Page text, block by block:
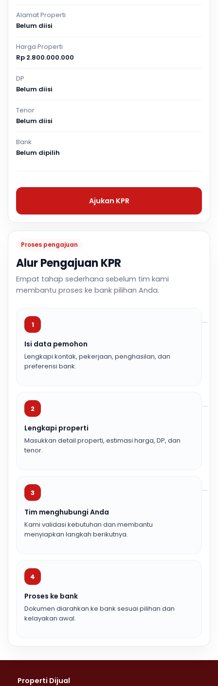
Proses pengajuan
Alur Pengajuan KPR
Empat tahap sederhana sebelum tim kami
membantu proses ke bank pilihan Anda.
1
Isi data pemohon
Lengkapi kontak, pekerjaan, penghasilan, dan
preferensi bank.
2
Lengkapi properti
Masukkan detail properti, estimasi harga, DP, dan
tenor.
3
Tim menghubungi Anda
Kami validasi kebutuhan dan membantu
menyiapkan langkah berikutnya.
4
Proses ke bank
Dokumen diarahkan ke bank sesuai pilihan dan
kelayakan awal.
Alamat Properti
Belum diisi
Harga Properti
Rp 2.800.000.000
DP
Belum diisi
Tenor
Belum diisi
Bank
Belum dipilih
Ajukan KPR
Properti Dijual